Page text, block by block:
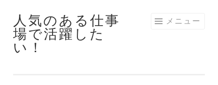
コ
ン
テ
人気のある仕事
場で活躍した
い！
メニュー